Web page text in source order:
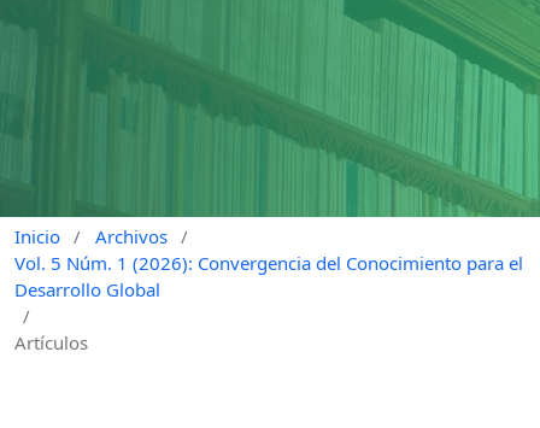
Inicio / Archivos /
Vol. 5 Núm. 1 (2026): Convergencia del Conocimiento para el
Desarrollo Global
/
Artículos